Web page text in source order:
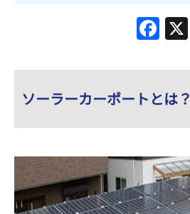
F
a
c
e
b
o
k
ソーラーカーポートとは？